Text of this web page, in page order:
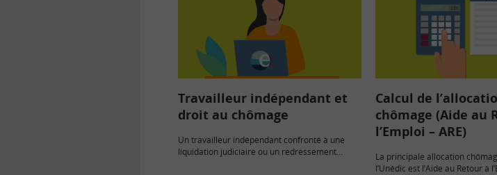
Travailleur indépendant et
droit au chômage
Un travailleur indépendant confronté à une
liquidation judiciaire ou un redressement
Calcul de
chômage (Aide au
l’Emploi – ARE)
La principale allocation
l’Unédic est l’Aide au Retour à